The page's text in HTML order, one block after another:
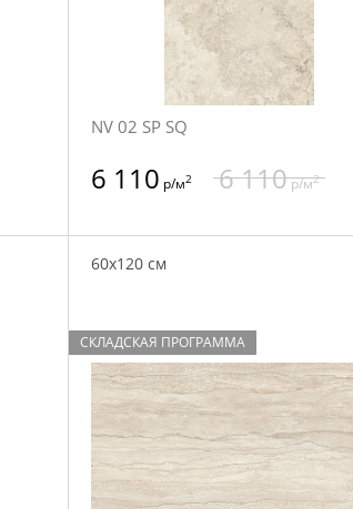
NV 02 SP SQ
6 110 р/м2 6 110р/м2
60x120 см
СКЛАДСКАЯ ПРОГРАММА